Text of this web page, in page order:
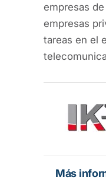
empresas
empresas
tareas en el
Más